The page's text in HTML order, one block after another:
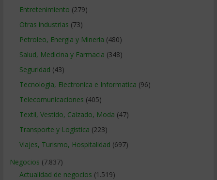
Entretenimiento (279)
Otras industrias (73)
Petroleo, Energia y Mineria (480)
Salud, Medicina y Farmacia (348)
Seguridad (43)
Tecnologia, Electronica e Informatica (96)
Telecomunicaciones (405)
Textil, Vestido, Calzado, Moda (47)
Transporte y Logistica (223)
Viajes, Turismo, Hospitalidad (697)
Negocios (7.837)
Actualidad de negocios (1.519)